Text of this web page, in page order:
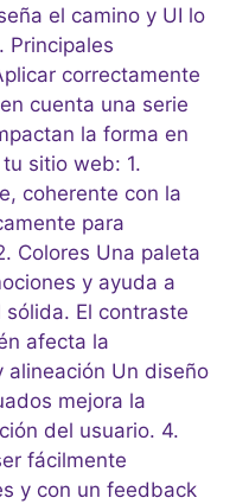
el camino y UI lo
Principales
correctamente
cuenta una serie
la forma en
sitio web: 1.
coherente con la
para
Colores Una paleta
y ayuda a
El contraste
afecta la
alineación Un diseño
mejora la
del usuario. 4.
fácilmente
y con un feedback